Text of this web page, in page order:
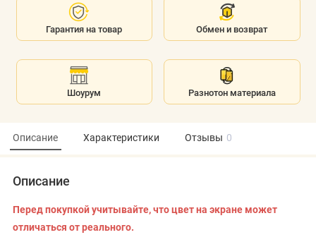
Гарантия на товар Обмен и возврат
Шоурум Разнотон материала
Описание Характеристики Отзывы 0
Описание
Перед покупкой учитывайте, что цвет на экране может
отличаться от реального.